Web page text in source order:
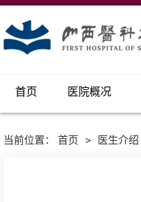
首页 医院概况
当前位置： 首页 > 医生介绍